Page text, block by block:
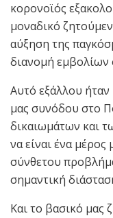
κορονοϊός
μοναδικό
αύξηση της
διανομή εμβολίων
Αυτό εξάλλου ήταν
μας συνόδου στο
δικαιωμάτων και
να είναι ένα μέρος
σύνθετου
σημαντική
Και το βασικό μας